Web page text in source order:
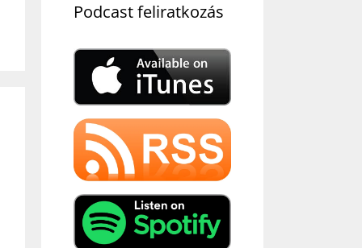
Podcast feliratkozás